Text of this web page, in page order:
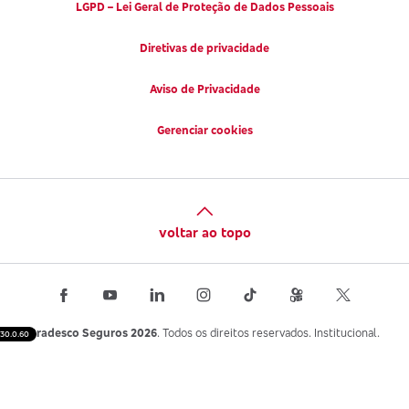
30.0.60
LGPD – Lei Geral de Proteção de Dados Pessoais
Diretivas de privacidade
Aviso de Privacidade
Gerenciar cookies
voltar ao topo
Bradesco Seguros 2026. Todos os direitos reservados. Institucional.